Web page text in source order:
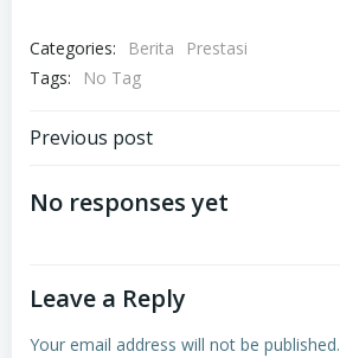
Categories: Berita
Prestasi
Tags:
No Tag
Post
navigation
Previous post
No responses yet
Leave a Reply
Your email address will not be published.